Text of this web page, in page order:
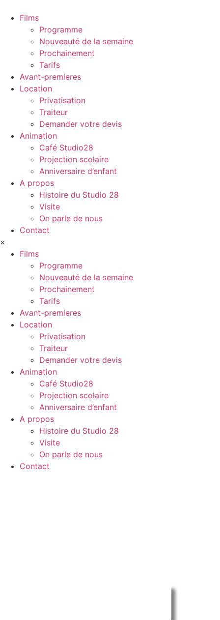
Films
Programme
Nouveauté de la semaine
Prochainement
Tarifs
Avant-premieres
Location
Privatisation
Traiteur
Demander votre devis
Animation
Café Studio28
Projection scolaire
Anniversaire d’enfant
A propos
Histoire du Studio 28
Visite
On parle de nous
Contact
×
Films
Programme
Nouveauté de la semaine
Prochainement
Tarifs
Avant-premieres
Location
Privatisation
Traiteur
Demander votre devis
Animation
Café Studio28
Projection scolaire
Anniversaire d’enfant
A propos
Histoire du Studio 28
Visite
On parle de nous
Contact